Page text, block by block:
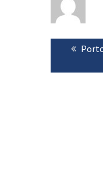
artigos